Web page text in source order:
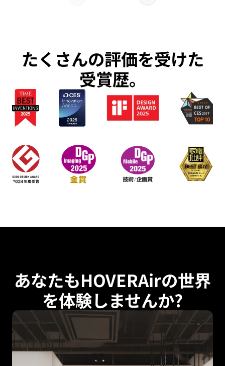
たくさんの評価を受けた
受賞歴。
あなたもHOVERAirの世界
を体験しませんか?